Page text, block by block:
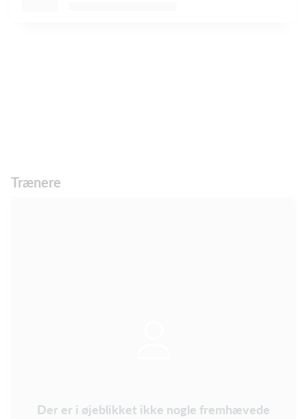
Trænere
Der er i øjeblikket ikke nogle fremhævede